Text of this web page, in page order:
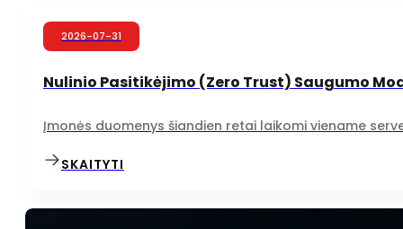
2026-07-31
Nulinio Pasitikėjimo (Zero Trust) Saugumo
Įmonės duomenys šiandien retai laikomi viename
SKAITYTI